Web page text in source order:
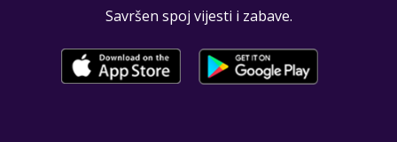
Savršen spoj vijesti i zabave.